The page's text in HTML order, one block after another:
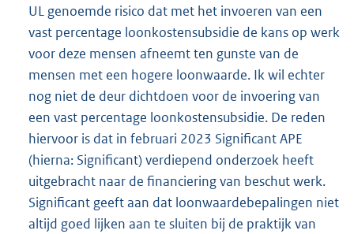
UL genoemde risico dat met het invoeren van een
vast percentage loonkostensubsidie de kans op werk
voor deze mensen afneemt ten gunste van de
mensen met een hogere loonwaarde. Ik wil echter
nog niet de deur dichtdoen voor de invoering van
een vast percentage loonkostensubsidie. De reden
hiervoor is dat in februari 2023 Significant APE
(hierna: Significant) verdiepend onderzoek heeft
uitgebracht naar de financiering van beschut werk.
Significant geeft aan dat loonwaardebepalingen niet
altijd goed lijken aan te sluiten bij de praktijk van